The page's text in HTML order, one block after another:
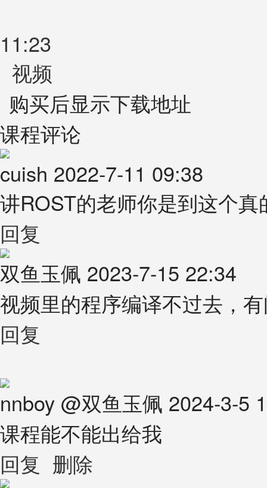
11:23
视频
购买后显示下载地址
课程评论
cuish 2022-7-11 09:38
讲ROST的老师你是到这个真
回复
双鱼玉佩 2023-7-15 22:34
视频里的程序编译不过去，
回复
nnboy @双鱼玉佩 2024-3-5
课程能不能出给我
回复 删除